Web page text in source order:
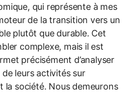
qui représente à mes
de la transition vers un
plutôt que durable. Cet
complexe, mais il est
précisément d’analyser
leurs activités sur
la société. Nous demeurons